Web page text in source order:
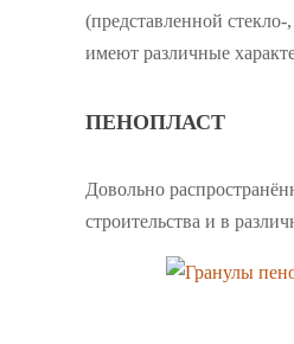
(представленной
имеют различные
ПЕНОПЛАСТ
Довольно
строительства и в